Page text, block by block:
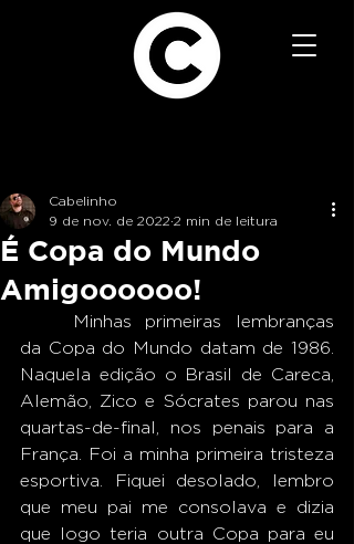
É Copa do Mundo
Amigoooooo!
Cabelinho
9 de nov. de 2022 2 min de leitura
da Copa do Mundo datam de 1986.
Naquela edição o Brasil de Careca,
Alemão, Zico e Sócrates parou nas
quartas-de-final, nos penais para a
França. Foi a minha primeira tristeza
esportiva. Fiquei desolado, lembro
que meu pai me consolava e dizia
que logo teria outra Copa para eu